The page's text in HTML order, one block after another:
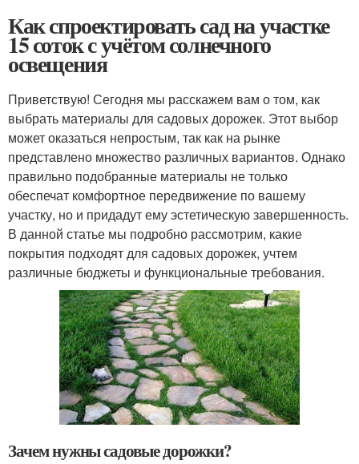
Как спроектировать сад на участке
15 соток с учётом солнечного
освещения
Приветствую! Сегодня мы расскажем вам о том, как
выбрать материалы для садовых дорожек. Этот выбор
может оказаться непростым, так как на рынке
представлено множество различных вариантов. Однако
правильно подобранные материалы не только
обеспечат комфортное передвижение по вашему
участку, но и придадут ему эстетическую завершенность.
В данной статье мы подробно рассмотрим, какие
покрытия подходят для садовых дорожек, учтем
различные бюджеты и функциональные требования.
Зачем нужны садовые дорожки?